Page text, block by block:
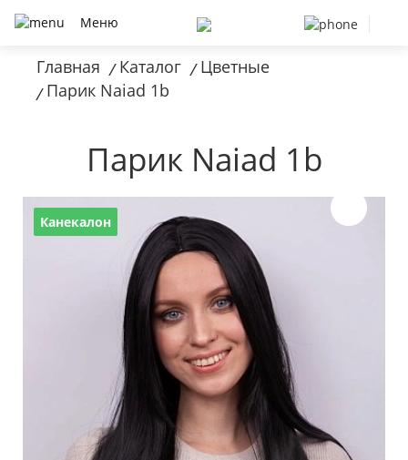
Меню
Главная / Каталог / Цветные
/ Парик Naiad 1b
Парик Naiad 1b
Канекалон